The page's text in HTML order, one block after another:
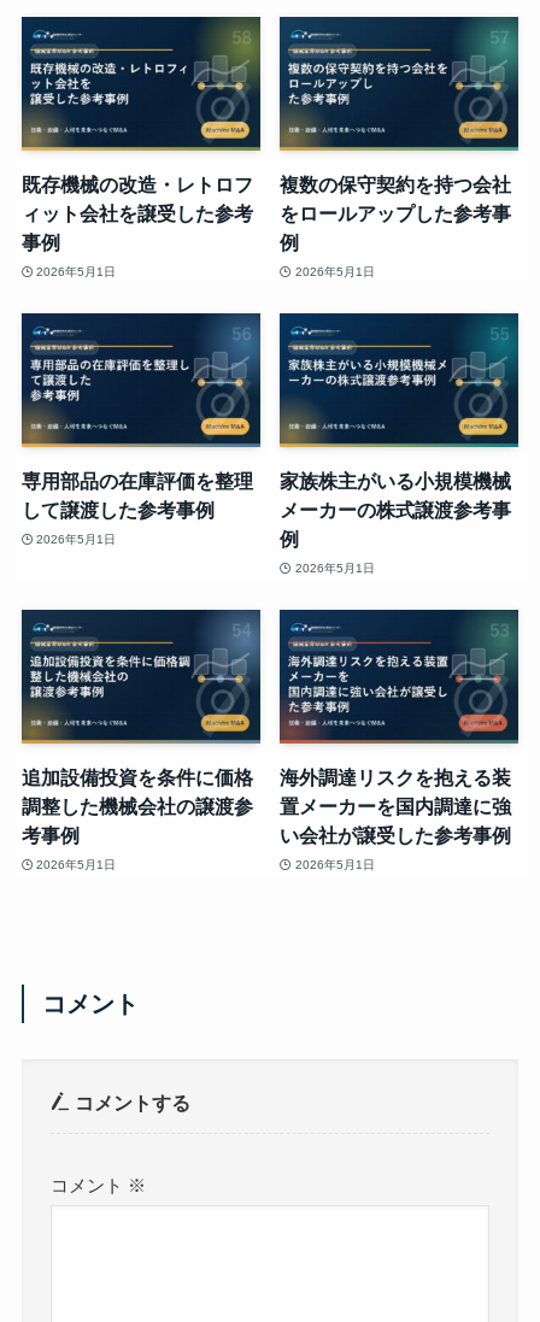
既存機械の改造・レトロフ
ィット会社を譲受した参考
事例
2026年5月1日
複数の保守契約を持つ会社
をロールアップした参考事
例
2026年5月1日
専用部品の在庫評価を整理
して譲渡した参考事例
2026年5月1日
家族株主がいる小規模機械
メーカーの株式譲渡参考事
例
2026年5月1日
追加設備投資を条件に価格
調整した機械会社の譲渡参
考事例
2026年5月1日
海外調達リスクを抱える装
置メーカーを国内調達に強
い会社が譲受した参考事例
2026年5月1日
コメント
コメントする
コメント ※